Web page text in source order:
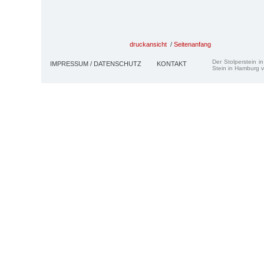
druckansicht / Seitenanfang
IMPRESSUM / DATENSCHUTZ KONTAKT
Der Stolperstein
Stein in Hamburg